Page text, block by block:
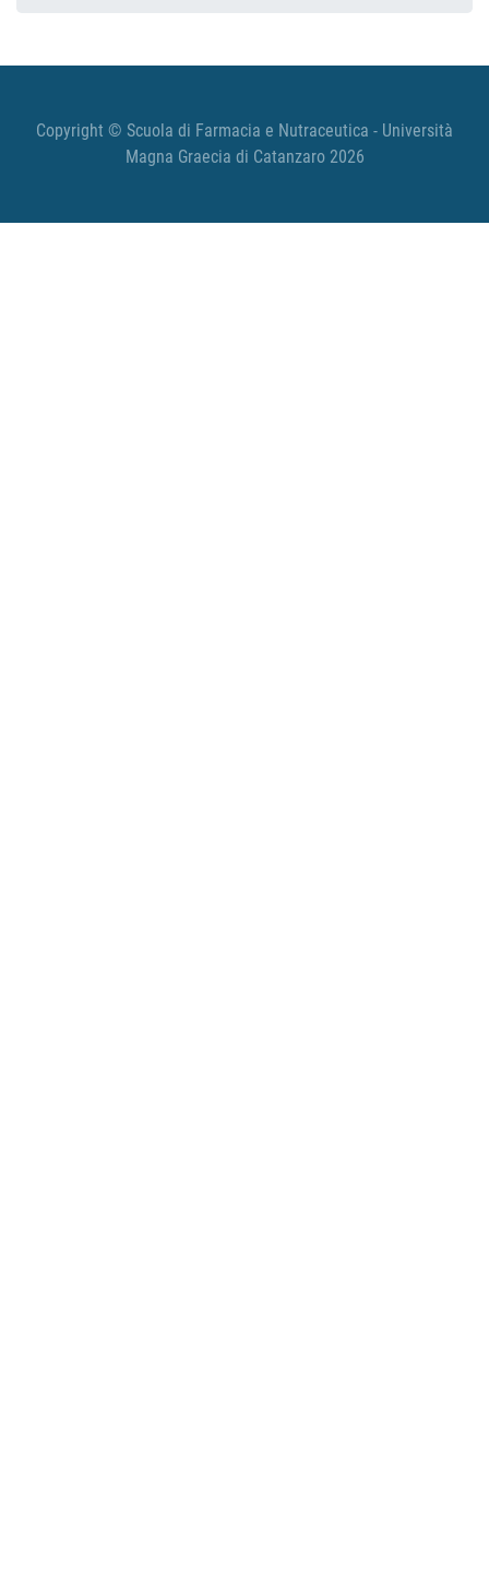
Copyright © Scuola di Farmacia e Nutraceutica - Università
Magna Graecia di Catanzaro 2026